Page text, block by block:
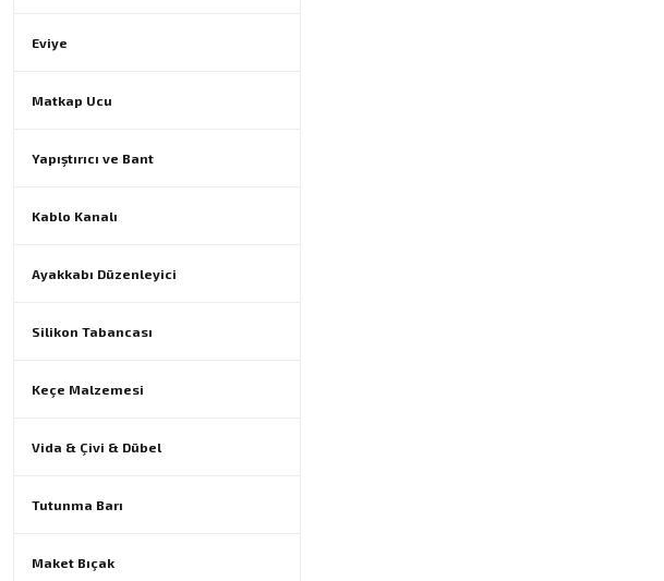
Eviye
Matkap Ucu
Yapıştırıcı ve Bant
Kablo Kanalı
Ayakkabı Düzenleyici
Silikon Tabancası
Keçe Malzemesi
Vida & Çivi & Dübel
Tutunma Barı
Maket Bıçak